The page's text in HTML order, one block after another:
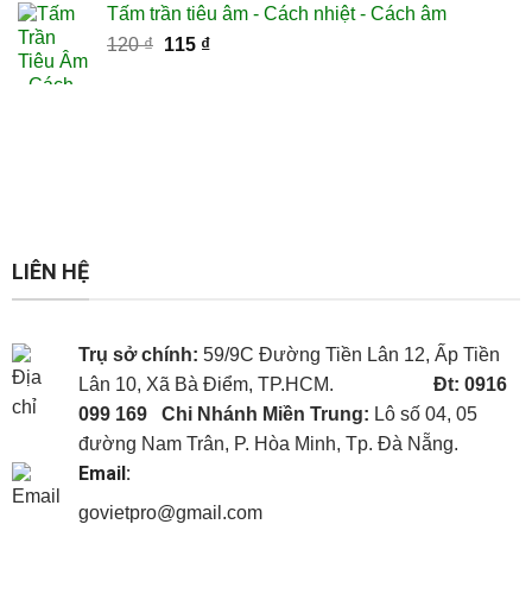
5 sao
là:
500,000 ₫.
tại
Tấm trần tiêu âm - Cách nhiệt - Cách âm
120₫ Giá
115 ₫Giá
LIÊN HỆ
Trụ sở chính: 59/9C Đường Tiền Lân 12, Ấp Tiền
Lân 10, Xã Bà Điểm, TP.HCM.
Đt: 0916
099 169
Chi Nhánh Miền Trung: Lô số 04, 05
đường Nam Trân, P. Hòa Minh, Tp. Đà Nẵng.
Email:
govietpro@gmail.com